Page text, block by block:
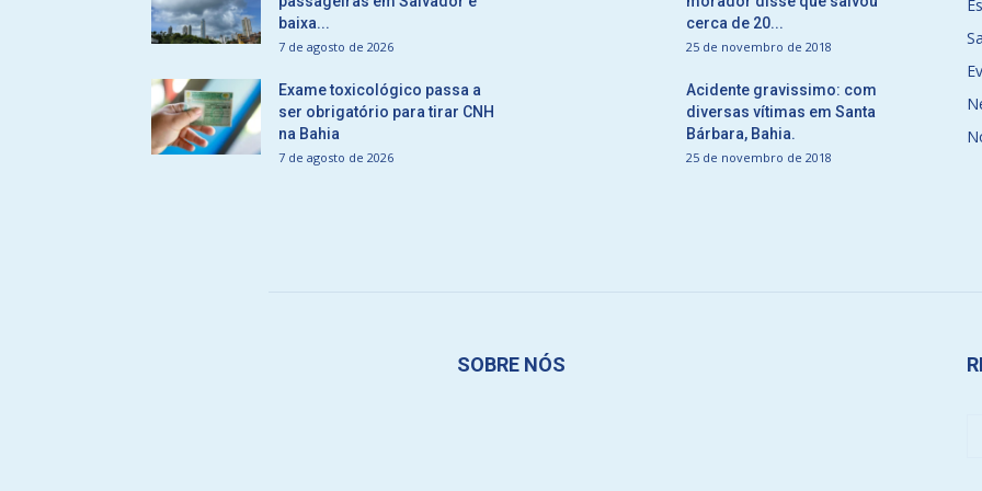
baixa...
7 de agosto de 2026
Exame toxicológico passa a
ser obrigatório para tirar CNH
na Bahia
7 de agosto de 2026
cerca de 20...
25 de novembro de 2018
Acidente gravissimo: com
diversas vítimas em Santa
Bárbara, Bahia.
25 de novembro de 2018
SOBRE NÓS